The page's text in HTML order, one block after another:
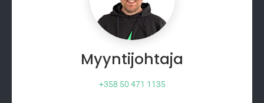
Myyntijohtaja
+358 50 471 1135